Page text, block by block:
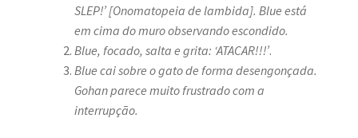
SLEP!’ [Onomatopeia de lambida]. Blue está
em cima do muro observando escondido.
Blue, focado, salta e grita: ‘ATACAR!!!’.
Blue cai sobre o gato de forma desengonçada.
Gohan parece muito frustrado com a
interrupção.